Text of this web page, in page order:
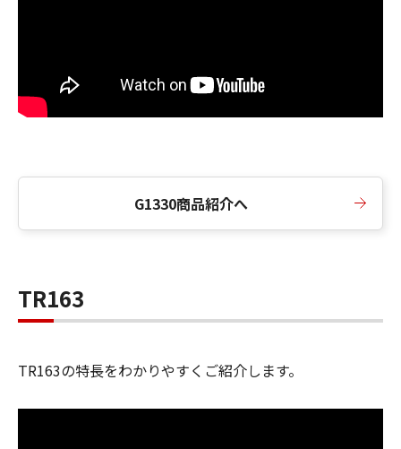
G1330商品紹介へ
TR163
TR163の特長をわかりやすくご紹介します。